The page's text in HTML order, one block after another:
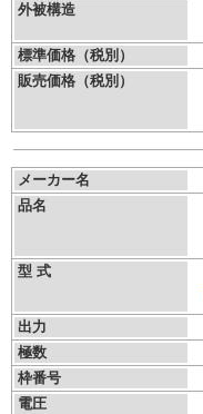
外被構造
標準価格（税別）
販売価格（税別）
メーカー名
品名
型 式
出力
極数
枠番号
電圧